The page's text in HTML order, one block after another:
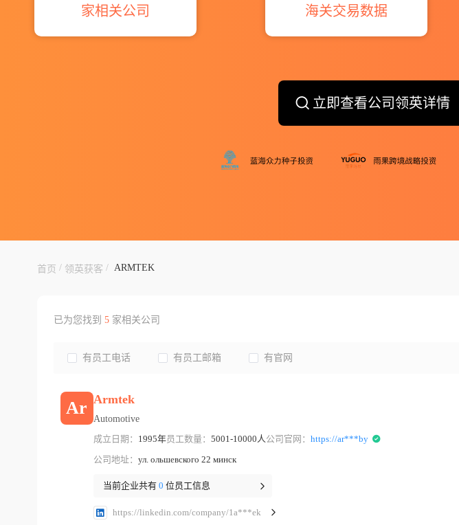
家相关公司
海关交易数据
立即查看公司领英详情
首页 / 领英获客 / ARMTEK
已为您找到 5家相关公司
有员工电话 有员工邮箱 有官网
Ar Armtek
Automotive
成立日期： 1995年员工数量： 5001-10000人公司官网： https://ar***by
公司地址： ул. ольшевского 22 минск
当前企业共有 0 位员工信息
https://linkedin.com/company/1a***ek